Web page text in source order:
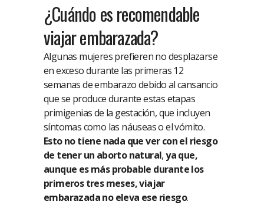
¿Cuándo es recomendable
viajar embarazada?
Algunas mujeres prefieren no desplazarse
en exceso durante las primeras 12
semanas de embarazo debido al cansancio
que se produce durante estas etapas
primigenias de la gestación, que incluyen
síntomas como las náuseas o el vómito.
Esto no tiene nada que ver con el riesgo
de tener un aborto natural,ya que,
aunque es más probable durante los
primeros tres meses, viajar
embarazada no eleva ese riesgo.